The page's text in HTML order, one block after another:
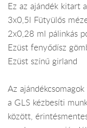
Ez az ajándék kitart
3x0,5l Fütyülős
2x0,28 ml pálinkás
Ezüst fenyődísz
Ezüst színű girland
Az
a GLS kézbesíti
között,